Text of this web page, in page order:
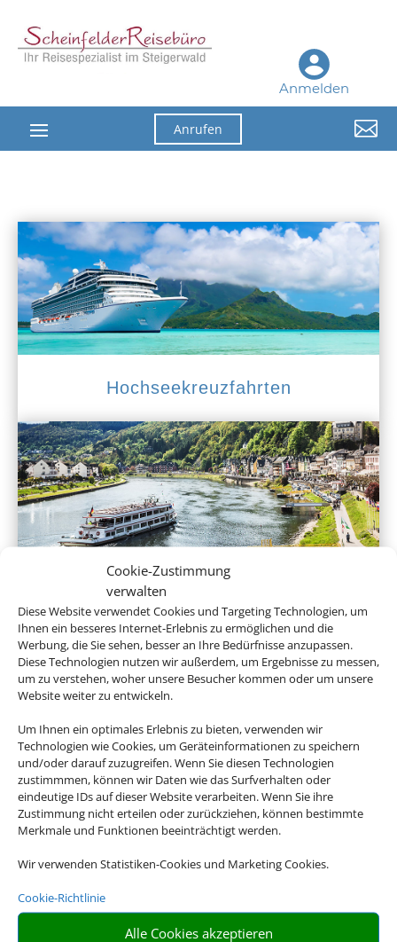
Cookie-Zustimmung
verwalten
Diese Website verwendet Cookies und Targeting Technologien, um
Ihnen ein besseres Internet-Erlebnis zu ermöglichen und die
Werbung, die Sie sehen, besser an Ihre Bedürfnisse anzupassen.
Diese Technologien nutzen wir außerdem, um Ergebnisse zu messen,
um zu verstehen, woher unsere Besucher kommen oder um unsere
Website weiter zu entwickeln.
Um Ihnen ein optimales Erlebnis zu bieten, verwenden wir
Technologien wie Cookies, um Geräteinformationen zu speichern
und/oder darauf zuzugreifen. Wenn Sie diesen Technologien
zustimmmen, können wir Daten wie das Surfverhalten oder
eindeutige IDs auf dieser Website verarbeiten. Wenn Sie ihre
Zustimmung nicht erteilen oder zurückziehen, können bestimmte
Merkmale und Funktionen beeinträchtigt werden.
Wir verwenden Statistiken-Cookies und Marketing Cookies.
Cookie-Richtlinie
Alle Cookies akzeptieren
Anmelden
Anrufen 
Hochseekreuzfahrten
Flusskreuzfahrten
Expeditionskreuzfahrten
Empfehlungen für Ihre Reise
Sinnvolle Extras, die oft dazu gebucht werden.